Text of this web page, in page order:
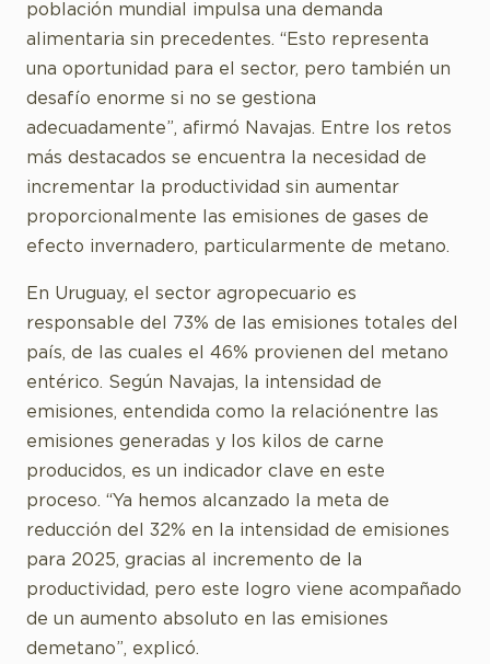
población mundial impulsa una demanda
alimentaria sin precedentes. “Esto representa
una oportunidad para el sector, pero también un
desafío enorme si no se gestiona
adecuadamente”, afirmó Navajas. Entre los retos
más destacados se encuentra la necesidad de
incrementar la productividad sin aumentar
proporcionalmente las emisiones de gases de
efecto invernadero, particularmente de metano.
En Uruguay, el sector agropecuario es
responsable del 73% de las emisiones totales del
país, de las cuales el 46% provienen del metano
entérico. Según Navajas, la intensidad de
emisiones, entendida como la relaciónentre las
emisiones generadas y los kilos de carne
producidos, es un indicador clave en este
proceso. “Ya hemos alcanzado la meta de
reducción del 32% en la intensidad de emisiones
para 2025, gracias al incremento de la
productividad, pero este logro viene acompañado
de un aumento absoluto en las emisiones
demetano”, explicó.